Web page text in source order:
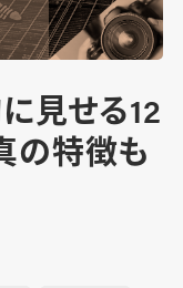
見せる12
の特徴も